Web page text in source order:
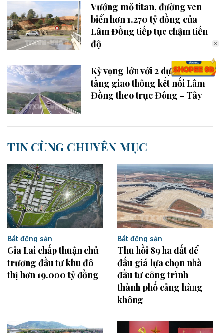
Vướng mỏ titan, đường ven
biển hơn 1.270 tỷ đồng của
Lâm Đồng tiếp tục chậm tiến
độ
Kỳ vọng lớn với 2 dự án hạ
tầng giao thông kết nối Lâm
Đồng theo trục Đông - Tây
TIN CÙNG CHUYÊN MỤC
Bất động sản
Gia Lai chấp thuận chủ
trương đầu tư khu đô
thị hơn 19.000 tỷ đồng
Bất động sản
Thu hồi 89 ha đất để
đấu giá lựa chọn nhà
đầu tư công trình
thành phố cảng hàng
không